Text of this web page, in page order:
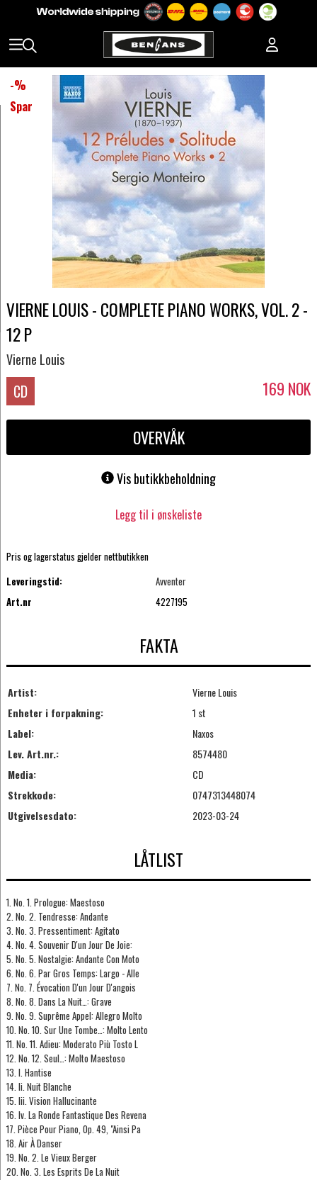
-%
Spar
VIERNE LOUIS - COMPLETE PIANO WORKS, VOL. 2 -
12 P
Vierne Louis
CD 169 NOK
OVERVÅK
Vis butikkbeholdning
Legg til i ønskeliste
Pris og lagerstatus gjelder nettbutikken
Leveringstid:
Avventer
Art.nr
4227195
FAKTA
Artist:
Vierne Louis
Enheter i forpakning:
1 st
Label:
Naxos
Lev. Art.nr.:
8574480
Media:
CD
Strekkode:
0747313448074
Utgivelsesdato:
2023-03-24
LÅTLIST
1. No. 1. Prologue: Maestoso
2. No. 2. Tendresse: Andante
3. No. 3. Pressentiment: Agitato
4. No. 4. Souvenir D'un Jour De Joie:
5. No. 5. Nostalgie: Andante Con Moto
6. No. 6. Par Gros Temps: Largo - Alle
7. No. 7. Évocation D'un Jour D'angois
8. No. 8. Dans La Nuit…: Grave
9. No. 9. Suprême Appel: Allegro Molto
10. No. 10. Sur Une Tombe…: Molto Lento
11. No. 11. Adieu: Moderato Più Tosto L
12. No. 12. Seul…: Molto Maestoso
13. I. Hantise
14. Ii. Nuit Blanche
15. Iii. Vision Hallucinante
16. Iv. La Ronde Fantastique Des Revena
17. Pièce Pour Piano, Op. 49, "Ainsi Pa
18. Air À Danser
19. No. 2. Le Vieux Berger
20. No. 3. Les Esprits De La Nuit